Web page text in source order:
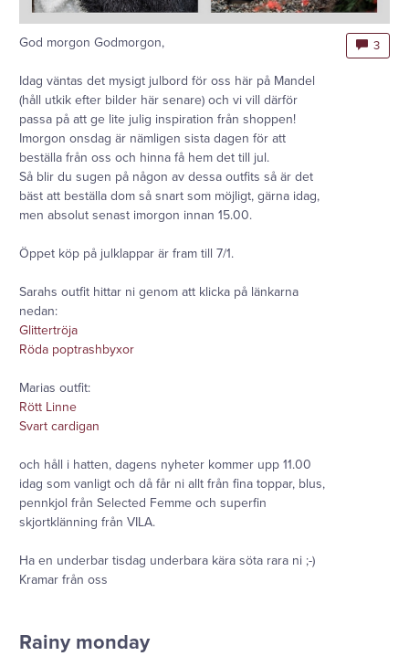
God morgon Godmorgon,
Idag väntas det mysigt julbord för oss här på Mandel
(håll utkik efter bilder här senare) och vi vill därför
passa på att ge lite julig inspiration från shoppen!
Imorgon onsdag är nämligen sista dagen för att
beställa från oss och hinna få hem det till jul.
Så blir du sugen på någon av dessa outfits så är det
bäst att beställa dom så snart som möjligt, gärna idag,
men absolut senast imorgon innan 15.00.
Öppet köp på julklappar är fram till 7/1.
Sarahs outfit hittar ni genom att klicka på länkarna
nedan:
Glittertröja
Röda poptrashbyxor
Marias outfit:
Rött Linne
Svart cardigan
och håll i hatten, dagens nyheter kommer upp 11.00
idag som vanligt och då får ni allt från fina toppar, blus,
pennkjol från Selected Femme och superfin
skjortklänning från VILA.
Ha en underbar tisdag underbara kära söta rara ni ;-)
Kramar från oss
3
Rainy monday